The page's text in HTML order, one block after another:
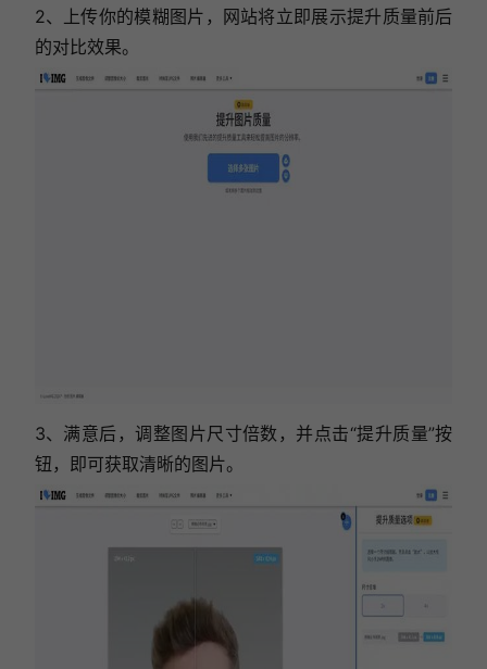
2、上传你的模糊图片，网站将立即展示提升质量前后
的对比效果。
3、满意后，调整图片尺寸倍数，并点击“提升质量”按
钮，即可获取清晰的图片。